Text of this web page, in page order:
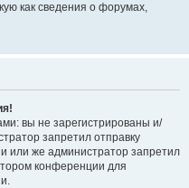
как сведения о форумах,
вы не зарегистрированы и/
запретил отправку
или же администратор запретил
конференции для